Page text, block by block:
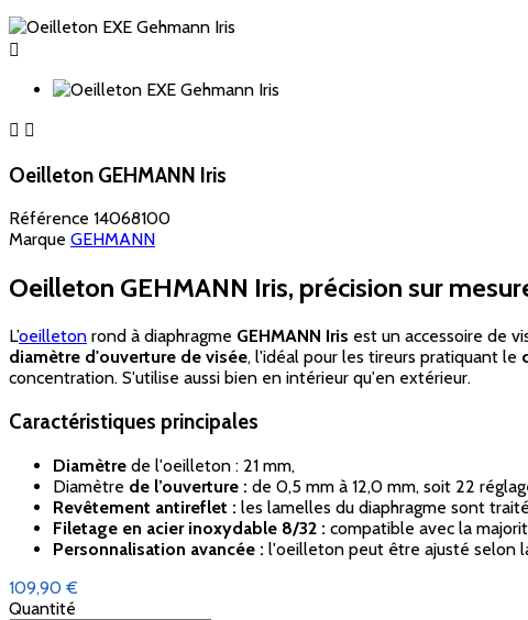

 
Oeilleton GEHMANN Iris
Référence 14068100
Marque GEHMANN
Oeilleton GEHMANN Iris, précision sur
L’oeilleton rond à diaphragme GEHMANN Iris est un accessoire de
diamètre d'ouverture de visée, l'idéal pour les tireurs pratiquant le
concentration. S'utilise aussi bien en intérieur qu'en extérieur.
Caractéristiques principales
Diamètre de l'oeilleton : 21 mm,
Diamètre de l’ouverture : de 0,5 mm à 12,0 mm, soit 22
Revêtement antireflet : les lamelles du diaphragme sont
Filetage en acier inoxydable 8/32 : compatible avec la
Personnalisation avancée : l'oeilleton peut être ajusté selon
109,90 €
Quantité